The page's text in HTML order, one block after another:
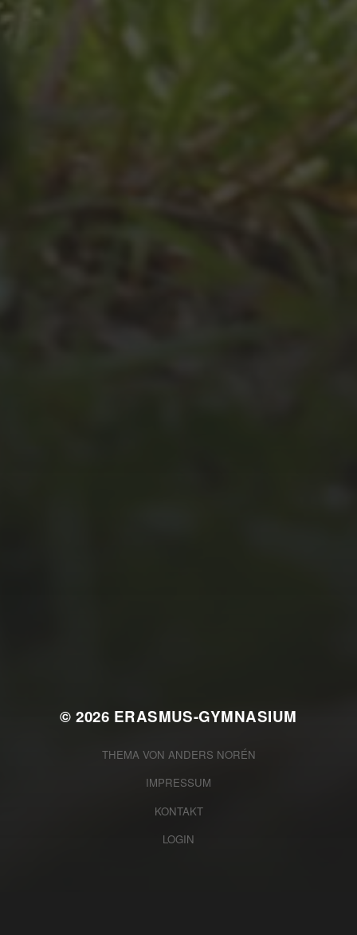
© 2026 ERASMUS-GYMNASIUM
THEMA VON ANDERS NORÉN
IMPRESSUM
KONTAKT
LOGIN